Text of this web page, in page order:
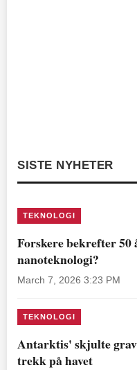
SISTE NYHETER
TEKNOLOGI
Forskere bekrefter
nanoteknologi?
March 7, 2026 3:23 PM
TEKNOLOGI
Antarktis' skjulte
trekk på havet